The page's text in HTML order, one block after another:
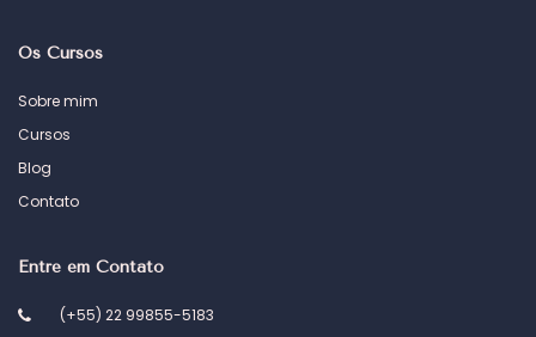
Os Cursos
Sobre mim
Cursos
Blog
Contato
Entre em Contato
(+55) 22 99855-5183